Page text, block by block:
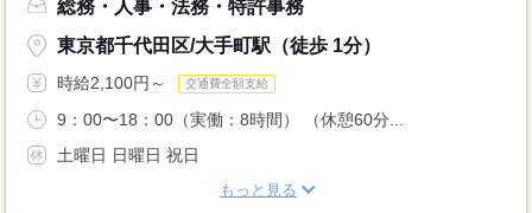
総務・人事・法務・特許事務
東京都千代田区/大手町駅（徒歩 1分）
時給2,100円～ 交通費全額支給
9：00〜18：00（実働：8時間） （休憩60分...
土曜日 日曜日 祝日
もっと見る